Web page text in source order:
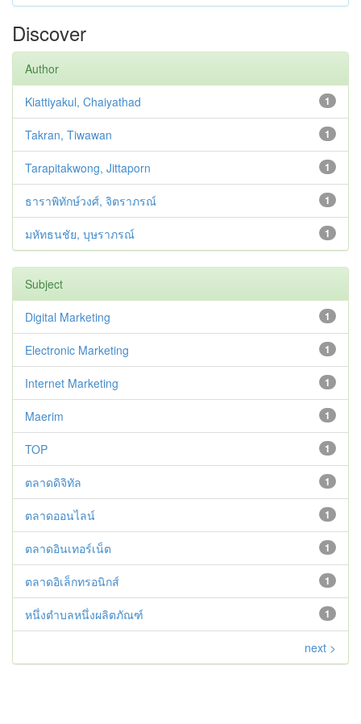
Discover
Author
1
Kiattiyakul, Chaiyathad
1
Takran, Tiwawan
1
Tarapitakwong, Jittaporn
1
ธาราพิทักษ์วงศ์, จิตราภรณ์
1
มหัทธนชัย, บุษราภรณ์
Subject
1
Digital Marketing
1
Electronic Marketing
1
Internet Marketing
1
Maerim
1
TOP
1
ตลาดดิจิทัล
1
ตลาดออนไลน์
1
ตลาดอินเทอร์เน็ต
1
ตลาดอิเล็กทรอนิกส์
1
หนึ่งตำบลหนึ่งผลิตภัณฑ์
next >